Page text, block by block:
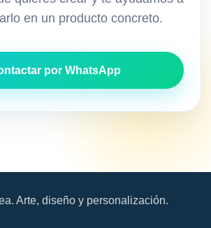
en un producto concreto.
por WhatsApp
Arte, diseño y personalización.